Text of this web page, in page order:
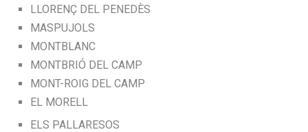
LLORENÇ DEL PENEDÈS
MASPUJOLS
MONTBLANC
MONTBRIÓ DEL CAMP
MONT-ROIG DEL CAMP
EL MORELL
ELS PALLARESOS